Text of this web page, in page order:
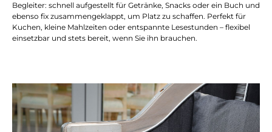
Begleiter: schnell aufgestellt für Getränke, Snacks oder ein Buch und
ebenso fix zusammengeklappt, um Platz zu schaffen. Perfekt für
Kuchen, kleine Mahlzeiten oder entspannte Lesestunden – flexibel
einsetzbar und stets bereit, wenn Sie ihn brauchen.